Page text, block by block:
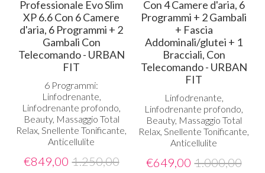
Professionale Evo Slim
XP 6.6 Con 6 Camere
d'aria, 6 Programmi + 2
Gambali Con
Telecomando - URBAN
FIT
6 Programmi:
Linfodrenante,
Linfodrenante profondo,
Beauty, Massaggio Total
Relax, Snellente Tonificante,
Anticellulite
€849,00 1.250,00
Con 4 Camere d'aria, 6
Programmi + 2 Gambali
+ Fascia
Addominali/glutei + 1
Bracciali, Con
Telecomando - URBAN
FIT
Linfodrenante,
Linfodrenante profondo,
Beauty, Massaggio Total
Relax, Snellente Tonificante,
Anticellulite
€649,00 1.000,00